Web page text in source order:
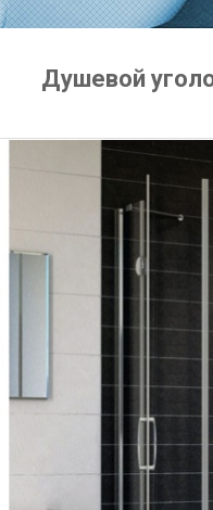
Душевой